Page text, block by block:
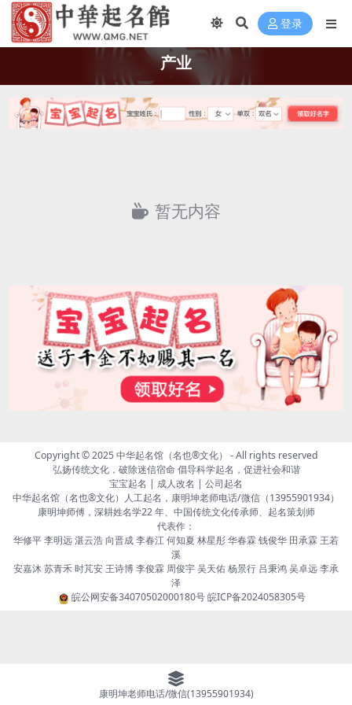
登录
产业
暂无内容
Copyright © 2025中华起名馆（名也®文化） - All rights reserved
弘扬传统文化，破除迷信宿命 倡导科学起名，促进社会和谐
宝宝起名 | 成人改名 | 公司起名
中华起名馆（名也®文化）人工起名，康明坤老师电话/微信（13955901934）
康明坤师傅，深耕姓名学22 年、中国传统文化传承师、起名策划师
代表作：
华修平 李明远 湛云浩 向晋成 李春江 何知夏 林星彤 华春霖 钱俊华 田承霖 王若
溪
安嘉沐 苏青禾 时芃安 王诗博 李俊霖 周俊宇 吴天佑 杨景行 吕秉鸿 吴卓远 李承
泽
皖公网安备34070502000180号皖ICP备2024058305号
康明坤老师电话/微信(13955901934)